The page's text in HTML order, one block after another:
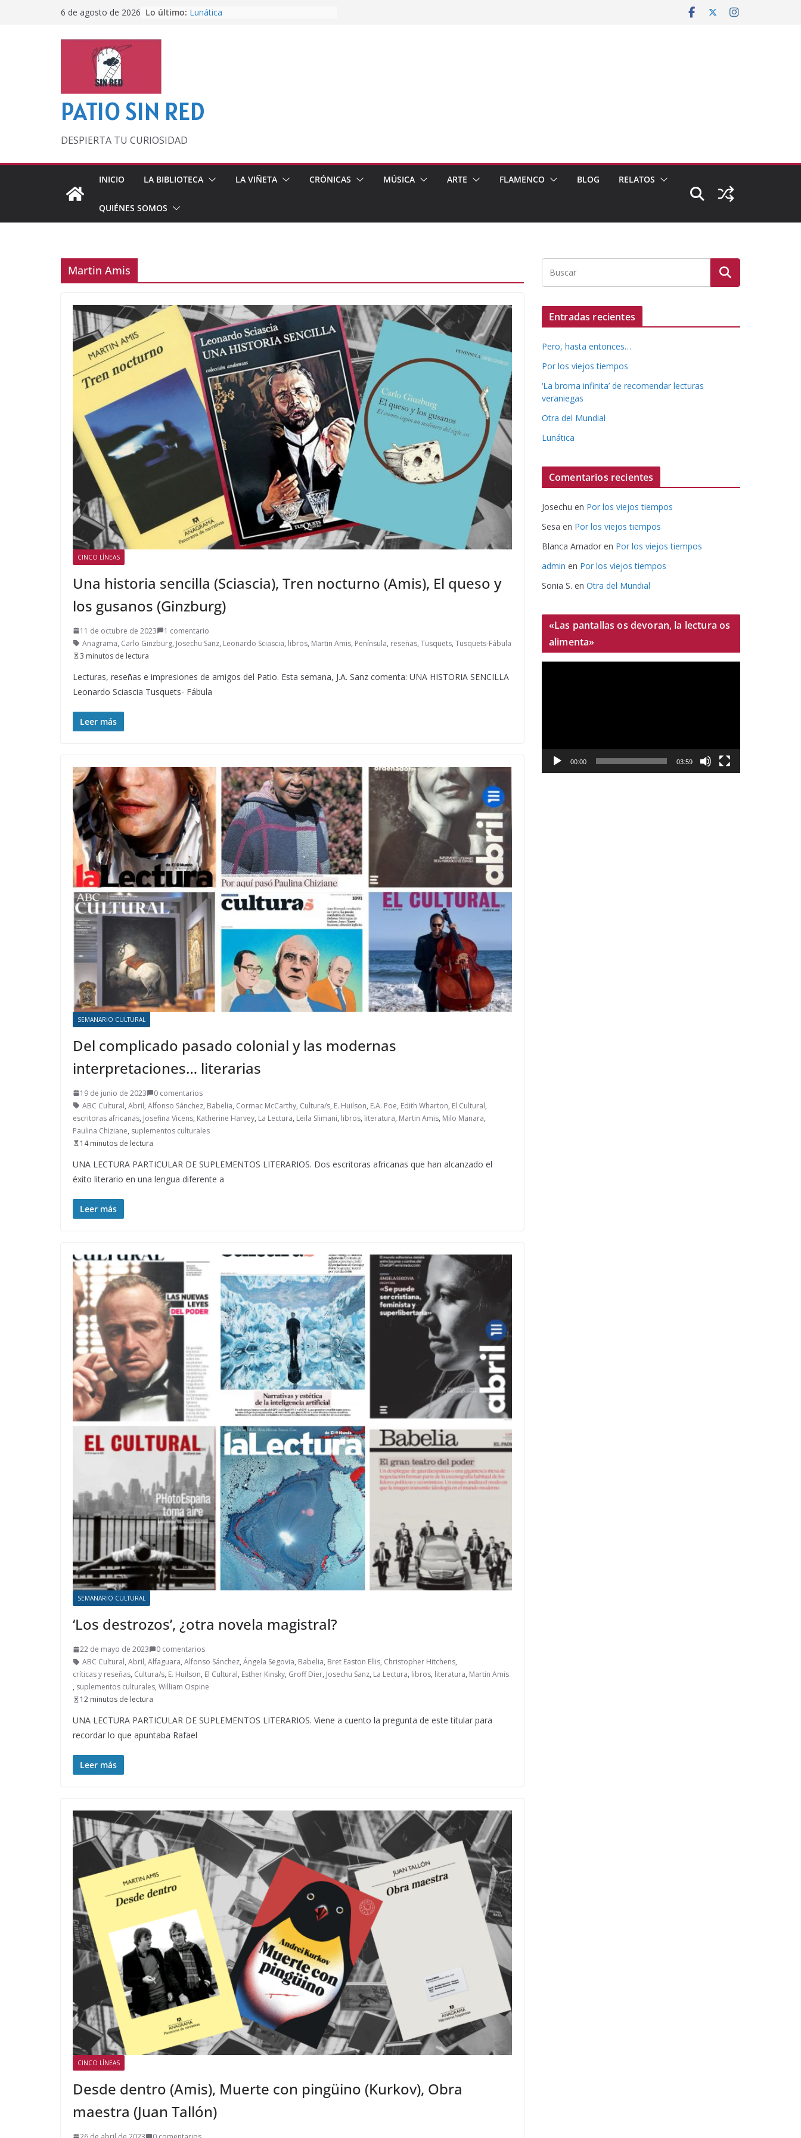
6 de agosto de 2026 Lo último: Lunática
PATIO SIN RED
DESPIERTA TU CURIOSIDAD
INICIO LA BIBLIOTECA LA VIÑETA CRÓNICAS MÚSICA ARTE FLAMENCO BLOG RELATOS
QUIÉNES SOMOS
Martin Amis
CINCO LÍNEAS
Una historia sencilla (Sciascia), Tren nocturno (Amis), El queso y
los gusanos (Ginzburg)
11 de octubre de 2023
1 comentario
Anagrama, Carlo Ginzburg, Josechu Sanz, Leonardo Sciascia, libros, Martin Amis, Península, reseñas, Tusquets, Tusquets-Fábula
3 minutos de lectura
Lecturas, reseñas e impresiones de amigos del Patio. Esta semana, J.A. Sanz comenta: UNA HISTORIA SENCILLA
Leonardo Sciascia Tusquets- Fábula
Leer más
SEMANARIO CULTURAL
Del complicado pasado colonial y las modernas
interpretaciones… literarias
19 de junio de 2023
0 comentarios
ABC Cultural, Abril, Alfonso Sánchez, Babelia, Cormac McCarthy, Cultura/s, E. Huilson, E.A. Poe, Edith Wharton, El Cultural,
escritoras africanas, Josefina Vicens, Katherine Harvey, La Lectura, Leila Slimani, libros, literatura, Martin Amis, Milo Manara,
Paulina Chiziane, suplementos culturales
14 minutos de lectura
UNA LECTURA PARTICULAR DE SUPLEMENTOS LITERARIOS. Dos escritoras africanas que han alcanzado el
éxito literario en una lengua diferente a
Leer más
SEMANARIO CULTURAL
‘Los destrozos’, ¿otra novela magistral?
22 de mayo de 2023
0 comentarios
ABC Cultural, Abril, Alfaguara, Alfonso Sánchez, Ángela Segovia, Babelia, Bret Easton Ellis, Christopher Hitchens,
críticas y reseñas, Cultura/s, E. Huilson, El Cultural, Esther Kinsky, Groff Dier, Josechu Sanz, La Lectura, libros, literatura, Martin Amis
, suplementos culturales, William Ospine
12 minutos de lectura
UNA LECTURA PARTICULAR DE SUPLEMENTOS LITERARIOS. Viene a cuento la pregunta de este titular para
recordar lo que apuntaba Rafael
Leer más
CINCO LÍNEAS
Desde dentro (Amis), Muerte con pingüino (Kurkov), Obra
maestra (Juan Tallón)
Entradas recientes
Pero, hasta entonces…
Por los viejos tiempos
‘La broma infinita’ de recomendar lecturas
veraniegas
Otra del Mundial
Lunática
Comentarios recientes
Josechu en Por los viejos tiempos
Sesa en Por los viejos tiempos
Blanca Amador en Por los viejos tiempos
admin en Por los viejos tiempos
Sonia S. en Otra del Mundial
«Las pantallas os devoran, la lectura os
alimenta»
c
00:00 03:59